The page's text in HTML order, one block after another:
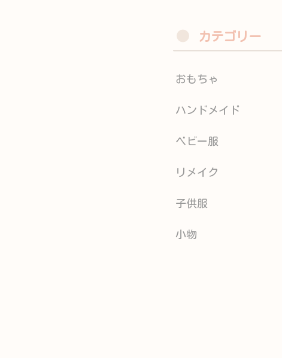
カテゴリー
おもちゃ
ハンドメイド
ベビー服
リメイク
子供服
小物